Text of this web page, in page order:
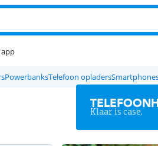
PowerbanksTelefoon opladers
Klaar is case.